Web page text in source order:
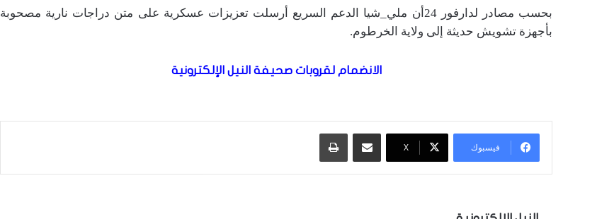
بحسب مصادر لدارفور 24أن ملي_شيا الدعم السريع أرسلت تعزيزات عسكرية على متن دراجات نارية مصحوبة
بأجهزة تشويش حديثة إلى ولاية الخرطوم.
الانضمام لقروبات صحيفة النيل الإلكترونية
فيسبوك X
مشاركة عبر البريد طباعة